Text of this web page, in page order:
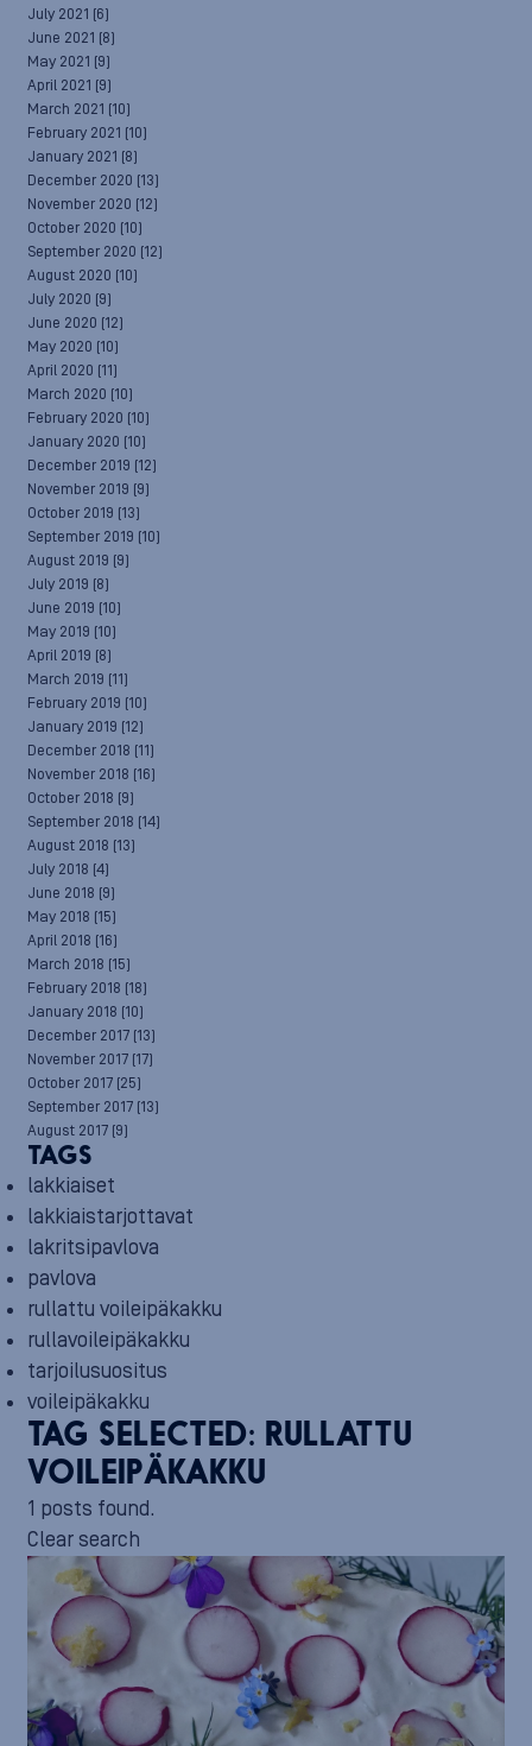
July 2021 (6)
June 2021 (8)
May 2021 (9)
April 2021 (9)
March 2021 (10)
February 2021 (10)
January 2021 (8)
December 2020 (13)
November 2020 (12)
October 2020 (10)
September 2020 (12)
August 2020 (10)
July 2020 (9)
June 2020 (12)
May 2020 (10)
April 2020 (11)
March 2020 (10)
February 2020 (10)
January 2020 (10)
December 2019 (12)
November 2019 (9)
October 2019 (13)
September 2019 (10)
August 2019 (9)
July 2019 (8)
June 2019 (10)
May 2019 (10)
April 2019 (8)
March 2019 (11)
February 2019 (10)
January 2019 (12)
December 2018 (11)
November 2018 (16)
October 2018 (9)
September 2018 (14)
August 2018 (13)
July 2018 (4)
June 2018 (9)
May 2018 (15)
April 2018 (16)
March 2018 (15)
February 2018 (18)
January 2018 (10)
December 2017 (13)
November 2017 (17)
October 2017 (25)
September 2017 (13)
August 2017 (9)
TAGS
lakkiaiset
lakkiaistarjottavat
lakritsipavlova
pavlova
rullattu voileipäkakku
rullavoileipäkakku
tarjoilusuositus
voileipäkakku
TAG SELECTED: RULLATTU
VOILEIPÄKAKKU
1 posts found.
Clear search